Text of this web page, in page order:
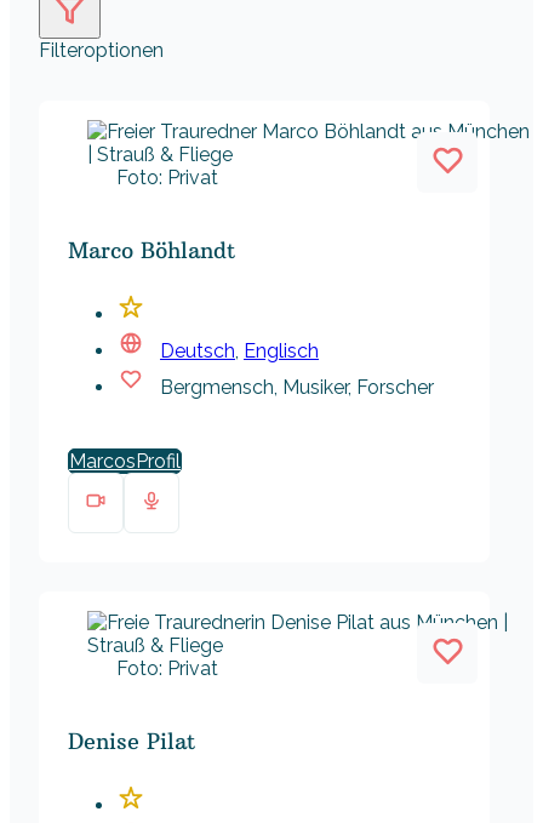
Filteroptionen
Foto: Privat
Marco Böhlandt
Deutsch, Englisch
Bergmensch, Musiker, Forscher
Marcos
Foto: Privat
Denise Pilat